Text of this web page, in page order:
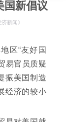
国新倡议
新闻》
区“友好国
易官员质疑
振美国制造
经济的较小